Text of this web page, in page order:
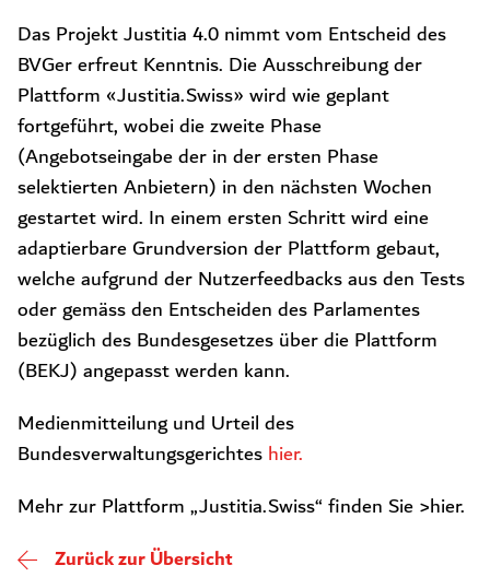
Das Projekt Justitia 4.0 nimmt vom Entscheid des
BVGer erfreut Kenntnis. Die Ausschreibung der
Plattform «Justitia.Swiss» wird wie geplant
fortgeführt, wobei die zweite Phase
(Angebotseingabe der in der ersten Phase
selektierten Anbietern) in den nächsten Wochen
gestartet wird. In einem ersten Schritt wird eine
adaptierbare Grundversion der Plattform gebaut,
welche aufgrund der Nutzerfeedbacks aus den Tests
oder gemäss den Entscheiden des Parlamentes
bezüglich des Bundesgesetzes über die Plattform
(BEKJ) angepasst werden kann.
Medienmitteilung und Urteil des
Bundesverwaltungsgerichteshier.
Mehr zur Plattform „Justitia.Swiss“ finden Sie >hier.
Zurück zur Übersicht